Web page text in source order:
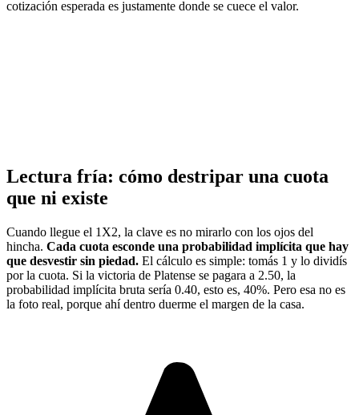
cotización esperada es justamente donde se cuece el valor.
Lectura fría: cómo destripar una cuota
que ni existe
Cuando llegue el 1X2, la clave es no mirarlo con los ojos del
hincha. Cada cuota esconde una probabilidad implícita que hay
que desvestir sin piedad. El cálculo es simple: tomás 1 y lo dividís
por la cuota. Si la victoria de Platense se pagara a 2.50, la
probabilidad implícita bruta sería 0.40, esto es, 40%. Pero esa no es
la foto real, porque ahí dentro duerme el margen de la casa.